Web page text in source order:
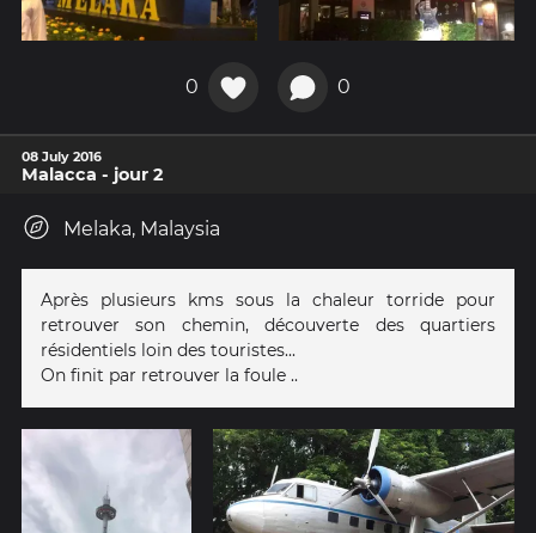
0 0
08 July 2016
Malacca - jour 2
Melaka, Malaysia
Après plusieurs kms sous la chaleur torride pour
retrouver son chemin, découverte des quartiers
résidentiels loin des touristes...
On finit par retrouver la foule ..